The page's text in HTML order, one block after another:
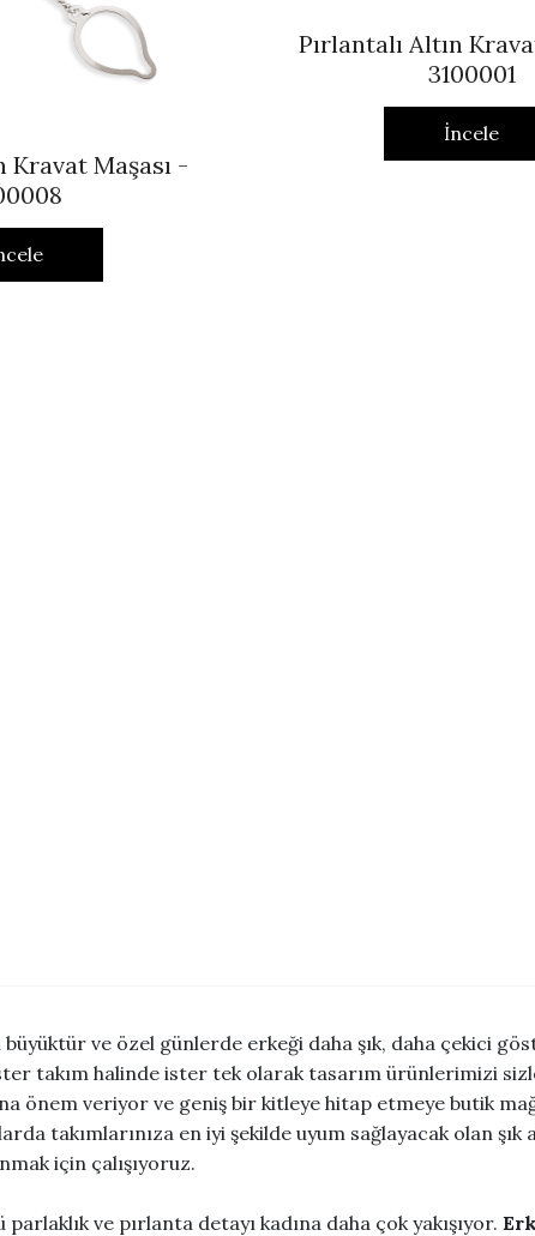
Kravat Maşası -
Pırlantalı Altın
3100001
İncele
ve özel günlerde erkeği daha şık, daha çekici
takım halinde ister tek olarak tasarım ürünlerimizi
önem veriyor ve geniş bir kitleye hitap etmeye butik
takımlarınıza en iyi şekilde uyum sağlayacak olan şık
için çalışıyoruz.
ve pırlanta detayı kadına daha çok yakışıyor.